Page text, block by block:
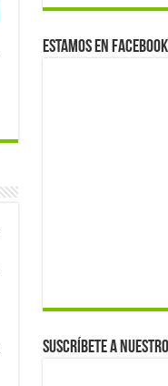
Estamos en Facebook
Suscríbete a